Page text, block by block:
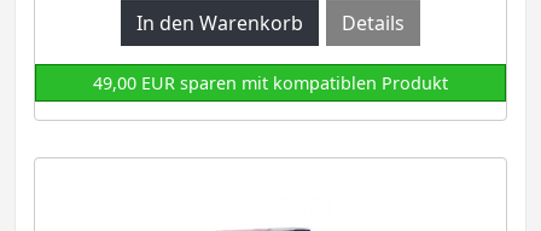
Details
49,00 EUR sparen mit kompatiblen Produkt